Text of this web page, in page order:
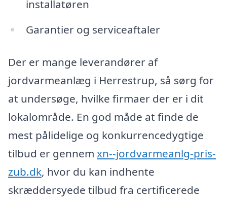
installatøren
Garantier og serviceaftaler
Der er mange leverandører af
jordvarmeanlæg i Herrestrup, så sørg for
at undersøge, hvilke firmaer der er i dit
lokalområde. En god måde at finde de
mest pålidelige og konkurrencedygtige
tilbud er gennem xn--jordvarmeanlg-pris-
zub.dk, hvor du kan indhente
skræddersyede tilbud fra certificerede